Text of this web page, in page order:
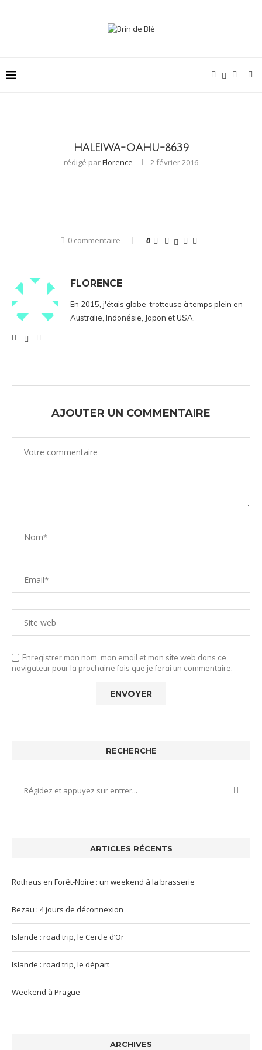
HALEIWA-OAHU-8639
rédigé parFlorence 2 février 2016
0 commentaire 0
FLORENCE
En 2015, j'étais globe-trotteuse à temps plein en
Australie, Indonésie, Japon et USA.
AJOUTER UN COMMENTAIRE
Enregistrer mon nom, mon email et mon site web dans ce
navigateur pour la prochaine fois que je ferai un commentaire.
RECHERCHE
ARTICLES RÉCENTS
Rothaus en Forêt-Noire : un weekend à la brasserie
Bezau : 4 jours de déconnexion
Islande : road trip, le Cercle d’Or
Islande : road trip, le départ
Weekend à Prague
ARCHIVES